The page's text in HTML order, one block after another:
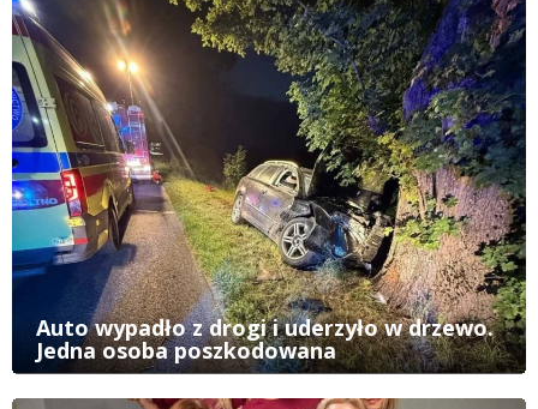
Auto wypadło z drogi i uderzyło w drzewo.
Jedna osoba poszkodowana